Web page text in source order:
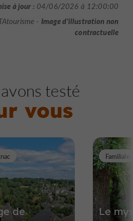
à jour : 04/06/2026 à 12:00:00
- Image d'illustration non
contractuelle
testé
vous
de
Le
Familiale